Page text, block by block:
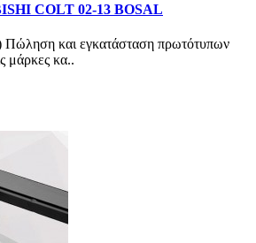
COLT 02-13 BOSAL
και εγκατάσταση πρωτότυπων
μάρκες κα..